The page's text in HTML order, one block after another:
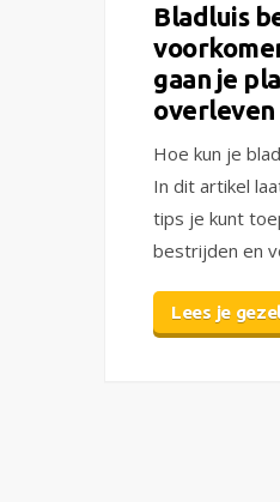
Bladluis
gaan je
overleven
Hoe kun je
In dit artikel
tips je kunt
bestrijden en
Lees je